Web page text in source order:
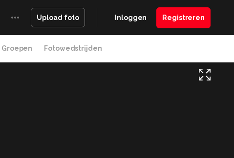
Upload foto Inloggen Registreren
Groepen Fotowedstrijden